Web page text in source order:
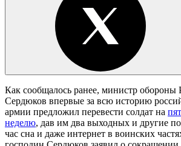
Как сообщалось ранее, министр
Сердюков впервые за всю историю
армии предложил перевести солдат на
неделю, дав им два выходных и другие
час сна и даже интернет в воинских